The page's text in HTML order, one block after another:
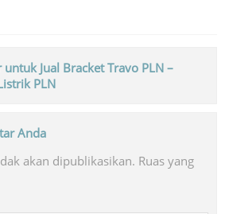
Jual Bracket Travo PLN –
PLN
Anda
akan dipublikasikan. Ruas yang